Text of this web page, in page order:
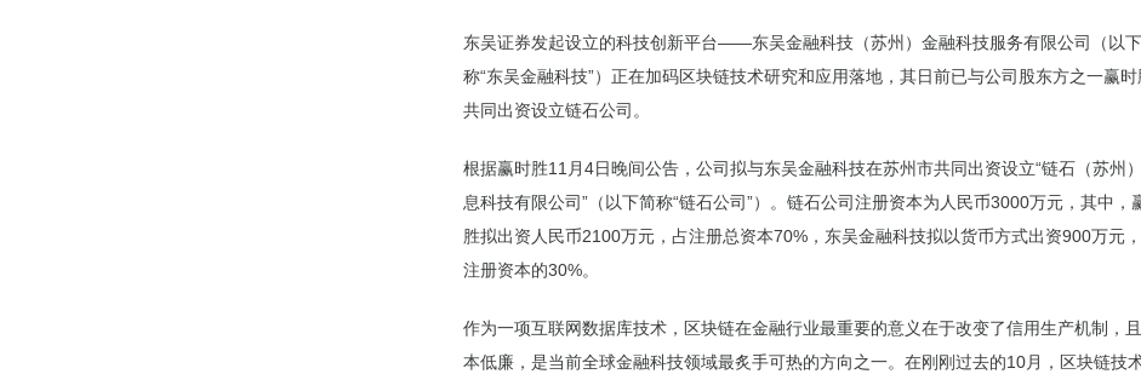
东吴证券发起设立的科技创新平台——东吴金融科技（苏州）金融科技服务有限公司（以
称“东吴金融科技”）正在加码区块链技术研究和应用落地，其日前已与公司股东方之一赢时
共同出资设立链石公司。
根据赢时胜11月4日晚间公告，公司拟与东吴金融科技在苏州市共同出资设立“链石（苏州
息科技有限公司”（以下简称“链石公司”）。链石公司注册资本为人民币3000万元，其中，
胜拟出资人民币2100万元，占注册总资本70%，东吴金融科技拟以货币方式出资900万元
注册资本的30%。
作为一项互联网数据库技术，区块链在金融行业最重要的意义在于改变了信用生产机制，
本低廉，是当前全球金融科技领域最炙手可热的方向之一。在刚刚过去的10月，区块链技